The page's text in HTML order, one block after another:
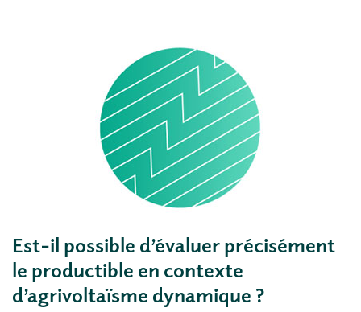
Est-il possible d’évaluer précisément
le productible en contexte
d’agrivoltaïsme dynamique ?